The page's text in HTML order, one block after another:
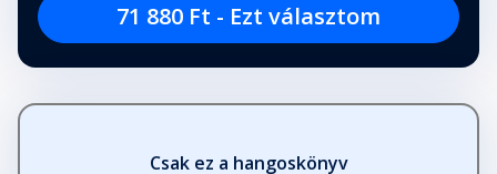
71 880 Ft - Ezt választom
Csak ez a hangoskönyv